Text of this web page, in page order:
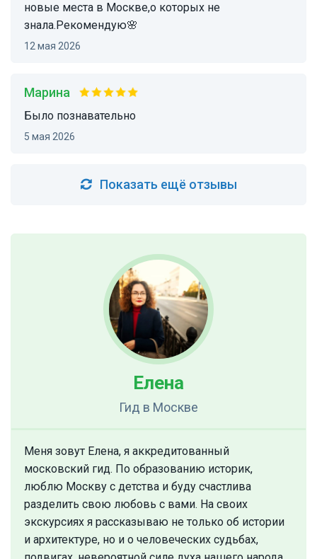
новые места в Москве,о которых не
знала.Рекомендую🌸
12 мая 2026
Марина
было познавательно
5 мая 2026
Показать ещё отзывы
Елена
Гид в Москве
Меня зовут Елена, я аккредитованный
московский гид. По образованию историк,
люблю Москву с детства и буду счастлива
разделить свою любовь с вами. На своих
экскурсиях я рассказываю не только об истории
и архитектуре, но и о человеческих судьбах,